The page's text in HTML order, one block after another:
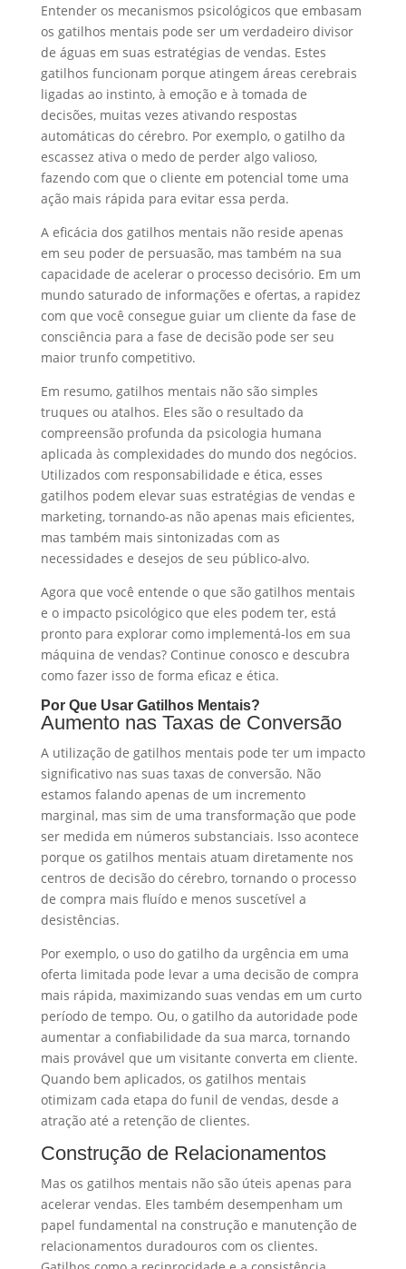
Entender os mecanismos psicológicos que embasam
os gatilhos mentais pode ser um verdadeiro divisor
de águas em suas estratégias de vendas. Estes
gatilhos funcionam porque atingem áreas cerebrais
ligadas ao instinto, à emoção e à tomada de
decisões, muitas vezes ativando respostas
automáticas do cérebro. Por exemplo, o gatilho da
escassez ativa o medo de perder algo valioso,
fazendo com que o cliente em potencial tome uma
ação mais rápida para evitar essa perda.
A eficácia dos gatilhos mentais não reside apenas
em seu poder de persuasão, mas também na sua
capacidade de acelerar o processo decisório. Em um
mundo saturado de informações e ofertas, a rapidez
com que você consegue guiar um cliente da fase de
consciência para a fase de decisão pode ser seu
maior trunfo competitivo.
Em resumo, gatilhos mentais não são simples
truques ou atalhos. Eles são o resultado da
compreensão profunda da psicologia humana
aplicada às complexidades do mundo dos negócios.
Utilizados com responsabilidade e ética, esses
gatilhos podem elevar suas estratégias de vendas e
marketing, tornando-as não apenas mais eficientes,
mas também mais sintonizadas com as
necessidades e desejos de seu público-alvo.
Agora que você entende o que são gatilhos mentais
e o impacto psicológico que eles podem ter, está
pronto para explorar como implementá-los em sua
máquina de vendas? Continue conosco e descubra
como fazer isso de forma eficaz e ética.
Por Que Usar Gatilhos Mentais?
Aumento nas Taxas de Conversão
A utilização de gatilhos mentais pode ter um impacto
significativo nas suas taxas de conversão. Não
estamos falando apenas de um incremento
marginal, mas sim de uma transformação que pode
ser medida em números substanciais. Isso acontece
porque os gatilhos mentais atuam diretamente nos
centros de decisão do cérebro, tornando o processo
de compra mais fluído e menos suscetível a
desistências.
Por exemplo, o uso do gatilho da urgência em uma
oferta limitada pode levar a uma decisão de compra
mais rápida, maximizando suas vendas em um curto
período de tempo. Ou, o gatilho da autoridade pode
aumentar a confiabilidade da sua marca, tornando
mais provável que um visitante converta em cliente.
Quando bem aplicados, os gatilhos mentais
otimizam cada etapa do funil de vendas, desde a
atração até a retenção de clientes.
Construção de Relacionamentos
Mas os gatilhos mentais não são úteis apenas para
acelerar vendas. Eles também desempenham um
papel fundamental na construção e manutenção de
relacionamentos duradouros com os clientes.